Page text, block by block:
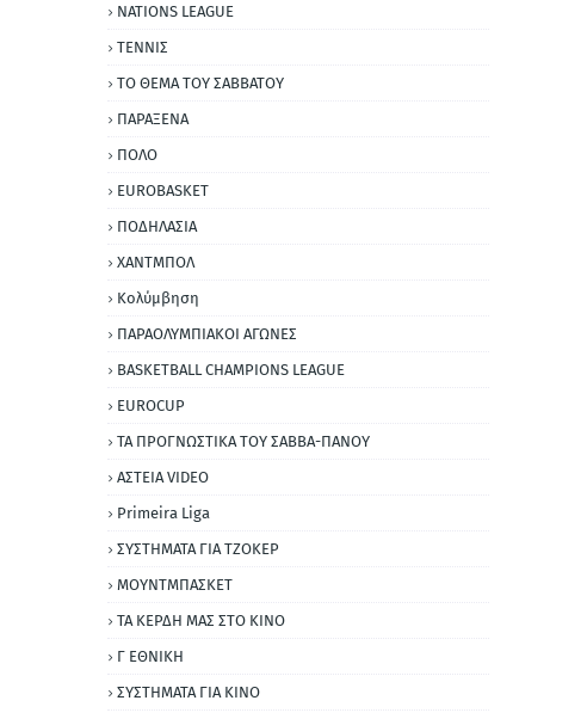
NATIONS LEAGUE
ΤΕΝΝΙΣ
ΤΟ ΘΕΜΑ ΤΟΥ ΣΑΒΒΑΤΟΥ
ΠΑΡΑΞΕΝΑ
ΠΟΛΟ
EUROBASKET
ΠΟΔΗΛΑΣΙΑ
ΧΑΝΤΜΠΟΛ
Κολύμβηση
ΠΑΡΑΟΛΥΜΠΙΑΚΟΙ ΑΓΩΝΕΣ
BASKETBALL CHAMPIONS LEAGUE
EUROCUP
ΤΑ ΠΡΟΓΝΩΣΤΙΚΑ ΤΟΥ ΣΑΒΒΑ-ΠΑΝΟΥ
ΑΣΤΕΙΑ VIDEO
Primeira Liga
ΣΥΣΤΗΜΑΤΑ ΓΙΑ ΤΖΟΚΕΡ
ΜΟΥΝΤΜΠΑΣΚΕΤ
ΤΑ ΚΕΡΔΗ ΜΑΣ ΣΤΟ ΚΙΝΟ
Γ ΕΘΝΙΚΗ
ΣΥΣΤΗΜΑΤΑ ΓΙΑ ΚΙΝΟ